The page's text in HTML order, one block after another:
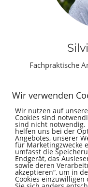
Fachpraktische
Wir verwenden
Wir nutzen auf
Cookies sind
sind nicht notwendig.
helfen uns bei der
Angebotes, unserer
für Marketingzwecke
umfasst die
Endgerät, das
sowie deren
akzeptieren“, um in
Cookies einzuwilligen